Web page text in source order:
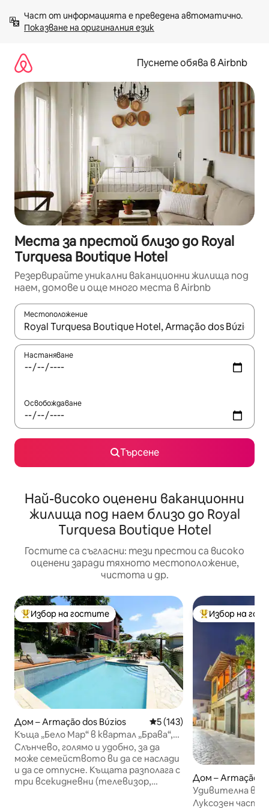
към
съдържанието
Показване на оригиналния език
Пуснете обява в Airbnb
Места за престой близо до Royal
Turquesa Boutique Hotel
Резервирайте уникални ваканционни жилища под
наем, домове и още много места в Airbnb
Местоположение
Когато резултатите се покажат, използвайте
Настаняване
Освобождаване
Търсене
Най-високо оценени ваканционни
жилища под наем близо до Royal
Turquesa Boutique Hotel
Гостите са съгласни: тези престои са високо
оценени заради тяхното местоположение,
чистота и др.
Най-популярен избор на гостите
Избор на гостите
Дом – Armação dos Búzios Средна оценка: 5 от 5,
5 (143)
Къща „Бело Мар“ в квартал „Брава“,
близо до центъра
Слънчево, голямо и удобно, за да
може семейството ви да се наслади
и да се отпусне. Къщата разполага с
три всекидневни (телевизор,
Най-популярен
Избор на
Дом – Armação
Удивителна
център на Орла
Луксозен